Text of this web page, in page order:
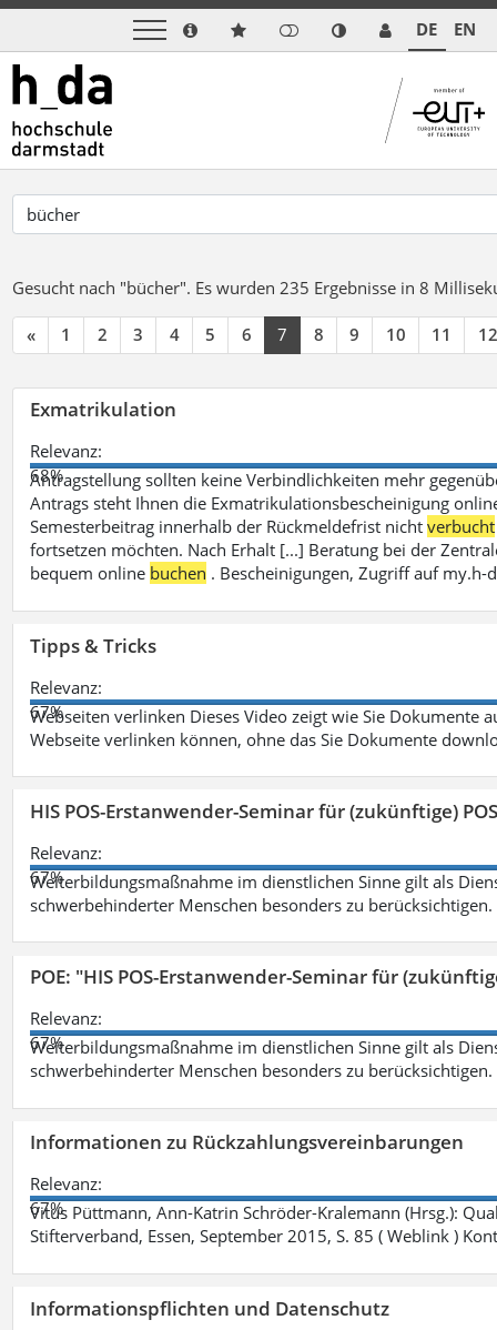
DE EN
Gesucht nach "bücher". Es wurden 235 Ergebnisse in 8
« 1 2 3 4 5 6 7 8 9 10 11 12
Exmatrikulation
Relevanz:
68%
Antragstellung sollten keine Verbindlichkeiten mehr
Antrags steht Ihnen die Exmatrikulationsbescheinigung
Semesterbeitrag innerhalb der Rückmeldefrist nichtverbucht
fortsetzen möchten. Nach Erhalt [...] Beratung bei der
bequem online buchen . Bescheinigungen, Zugriff auf
Tipps & Tricks
Relevanz:
67%
Webseiten verlinken Dieses Video zeigt wie Sie Dokumente
Webseite verlinken können, ohne das Sie Dokumente
HIS POS-Erstanwender-Seminar für (zukünftige)
Relevanz:
67%
Weiterbildungsmaßnahme im dienstlichen Sinne gilt als
schwerbehinderter Menschen besonders zu berücksichtigen.
POE: "HIS POS-Erstanwender-Seminar für
Relevanz:
67%
Weiterbildungsmaßnahme im dienstlichen Sinne gilt als
schwerbehinderter Menschen besonders zu berücksichtigen.
Informationen zu Rückzahlungsvereinbarungen
Relevanz:
67%
Vitus Püttmann, Ann-Katrin Schröder-Kralemann (Hrsg.):
Stifterverband, Essen, September 2015, S. 85 ( Weblink )
Informationspflichten und Datenschutz